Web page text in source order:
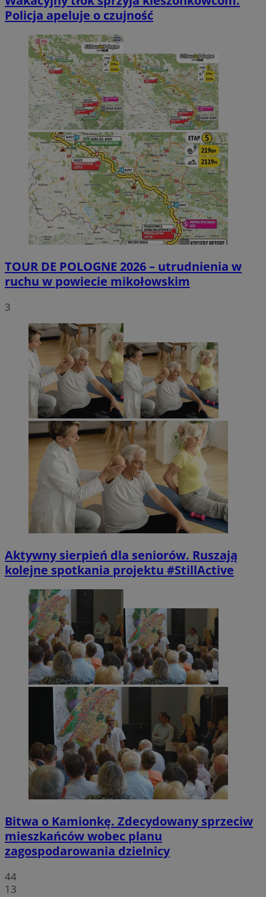
Policja apeluje o czujność
TOUR DE POLOGNE 2026 – utrudnienia w
ruchu w powiecie mikołowskim
3
Aktywny sierpień dla seniorów. Ruszają
kolejne spotkania projektu #StillActive
Bitwa o Kamionkę. Zdecydowany sprzeciw
mieszkańców wobec planu
zagospodarowania dzielnicy
44
13